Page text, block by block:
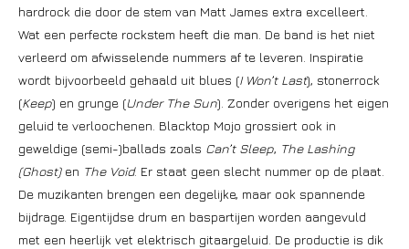
hardrock die door de stem van Matt James extra excelleert.
Wat een perfecte rockstem heeft die man. De band is het niet
verleerd om afwisselende nummers af te leveren. Inspiratie
wordt bijvoorbeeld gehaald uit blues (I Won’t Last), stonerrock
(Keep) en grunge (Under The Sun). Zonder overigens het eigen
geluid te verloochenen. Blacktop Mojo grossiert ook in
geweldige (semi-)ballads zoals Can’t Sleep, The Lashing
(Ghost)en The Void. Er staat geen slecht nummer op de plaat.
De muzikanten brengen een degelijke, maar ook spannende
bijdrage. Eigentijdse drum en baspartijen worden aangevuld
met een heerlijk vet elektrisch gitaargeluid. De productie is dik